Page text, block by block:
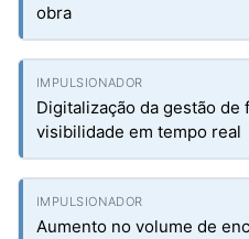
obra
Digitalização da gestão
visibilidade em tempo real
Aumento no volume de